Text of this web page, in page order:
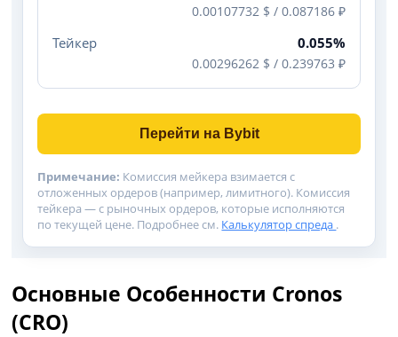
0.00107732 $ / 0.087186 ₽
Тейкер 0.055%
0.00296262 $ / 0.239763 ₽
Перейти на Bybit
Примечание: Комиссия мейкера взимается с
отложенных ордеров (например, лимитного). Комиссия
тейкера — с рыночных ордеров, которые исполняются
по текущей цене. Подробнее см. Калькулятор спреда .
Основные Особенности Cronos
(CRO)